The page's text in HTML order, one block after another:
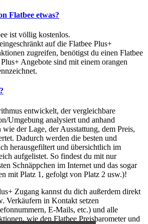
Flatbee etwas?
ist völlig kostenlos.
auf die Flatbee Plus+
zugreifen, benötigst du einen Flatbee
Plus+ Angebote sind mit einem orangen
entwickelt, der vergleichbare
Umgebung analysiert und anhand
wie der Lage, der Ausstattung, dem Preis,
Dadurch werden die besten und
herausgefiltert und übersichtlich im
aufgelistet. So findest du mit nur
Schnäppchen im Internet und das sogar
mit Platz 1, gefolgt von Platz 2 usw.)!
Zugang kannst du dich außerdem direkt
Verkäufern in Kontakt setzen
E-Mails, etc.) und alle
wie den Flatbee Preisbarometer und